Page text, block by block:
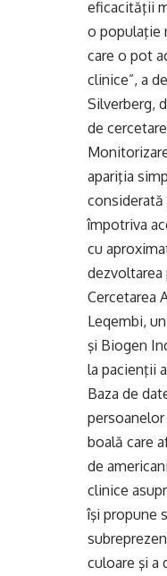
eficacităţii
o populaţie
care o pot
clinice”, a
Silverberg,
de
apariţia
împotriva
cu
Cercetarea
Leqembi,
şi Biogen
la pacienţii
Baza de
boală care
de
clinice
îşi propune
culoare şi a